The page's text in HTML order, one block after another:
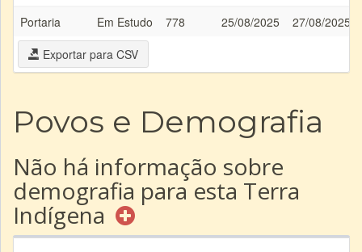
Portaria
Em Estudo 778 25/08/2025
27/08/2025
Exportar para CSV
Povos e Demografia
Não há informação sobre
demografia para esta Terra
Indígena